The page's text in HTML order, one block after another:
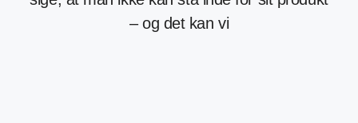
– og det kan vi